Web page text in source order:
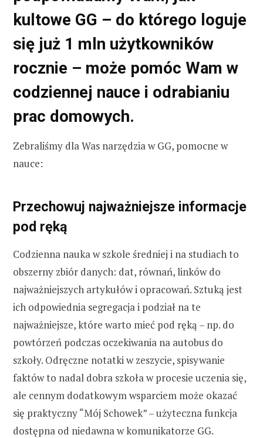
kultowe GG – do którego loguje
się już 1 mln użytkowników
rocznie – może pomóc Wam w
codziennej nauce i odrabianiu
prac domowych.
Zebraliśmy dla Was narzędzia w GG, pomocne w
nauce:
Przechowuj najważniejsze informacje
pod ręką
Codzienna nauka w szkole średniej i na studiach to
obszerny zbiór danych: dat, równań, linków do
najważniejszych artykułów i opracowań. Sztuką jest
ich odpowiednia segregacja i podział na te
najważniejsze, które warto mieć pod ręką – np. do
powtórzeń podczas oczekiwania na autobus do
szkoły. Odręczne notatki w zeszycie, spisywanie
faktów to nadal dobra szkoła w procesie uczenia się,
ale cennym dodatkowym wsparciem może okazać
się praktyczny “Mój Schowek” – użyteczna funkcja
dostępna od niedawna w komunikatorze GG.